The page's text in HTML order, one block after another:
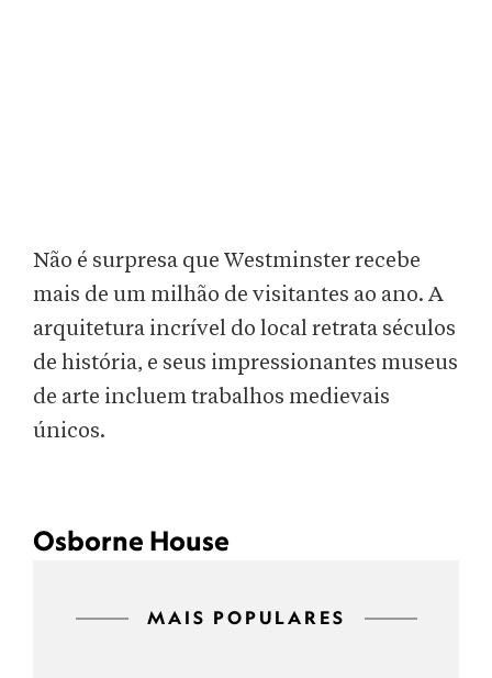
Não é surpresa que Westminster recebe
mais de um milhão de visitantes ao ano. A
arquitetura incrível do local retrata séculos
de história, e seus impressionantes museus
de arte incluem trabalhos medievais
únicos.
Osborne House
MAIS POPULARES